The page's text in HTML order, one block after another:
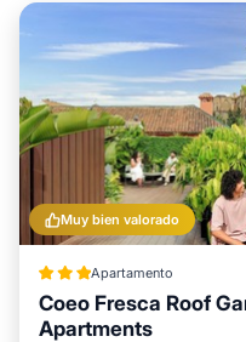
Muy bien valorado
Apartamento
Coeo Fresca Roof
Apartments